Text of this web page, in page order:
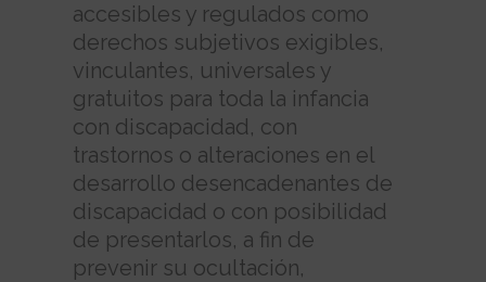
accesibles y regulados como
derechos subjetivos exigibles,
vinculantes, universales y
gratuitos para toda la infancia
con discapacidad, con
trastornos o alteraciones en el
desarrollo desencadenantes de
discapacidad o con posibilidad
de presentarlos, a fin de
prevenir su ocultación,